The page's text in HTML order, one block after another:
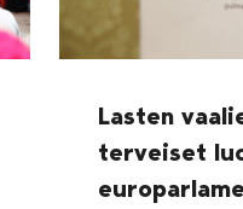
Lasten
terveiset